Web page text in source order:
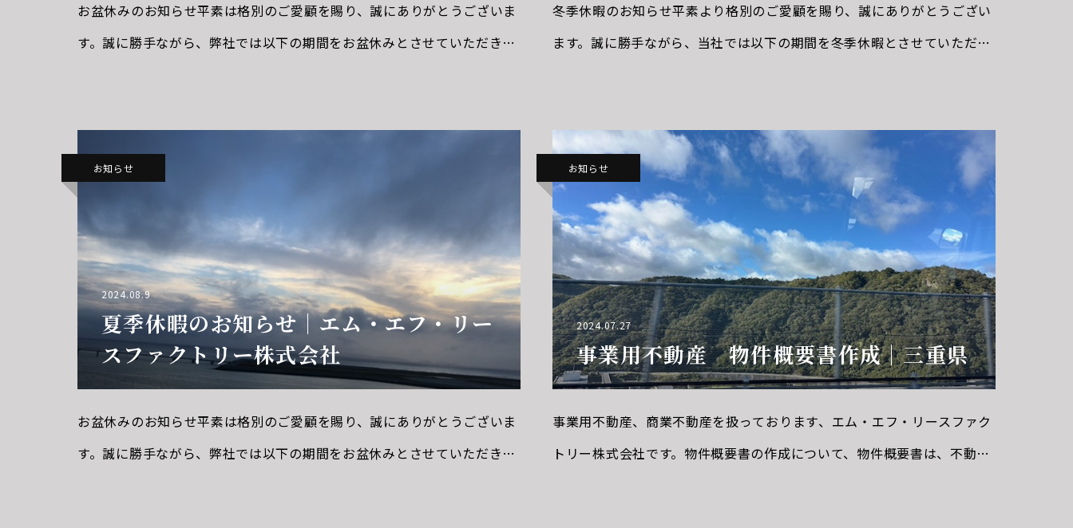
お盆休みのお知らせ平素は格別のご愛顧を賜り、誠にありがとうございま
す。誠に勝手ながら、弊社では以下の期間をお盆休みとさせていただきま
冬季休暇のお知らせ平素より格別のご愛顧を賜り、誠にありがとうござい
ます。誠に勝手ながら、当社では以下の期間を冬季休暇とさせていただき
お知らせ
2024.08.9
夏季休暇のお知らせ｜エム・エフ・リー
スファクトリー株式会社
お盆休みのお知らせ平素は格別のご愛顧を賜り、誠にありがとうございま
す。誠に勝手ながら、弊社では以下の期間をお盆休みとさせていただきま
お知らせ
2024.07.27
事業用不動産 物件概要書作成｜三重県
事業用不動産、商業不動産を扱っております、エム・エフ・リースファク
トリー株式会社です。物件概要書の作成について、物件概要書は、不動産